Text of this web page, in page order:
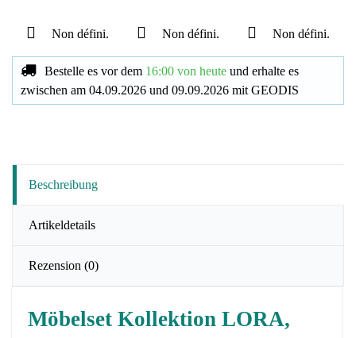
Non défini. Non défini. Non défini.
Bestelle es vor dem 16:00 von heute und erhalte es
zwischen am 04.09.2026 und 09.09.2026 mit GEODIS
Beschreibung
Artikeldetails
Rezension (0)
Möbelset Kollektion LORA,